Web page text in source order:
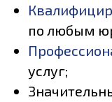
по любым
услуг;